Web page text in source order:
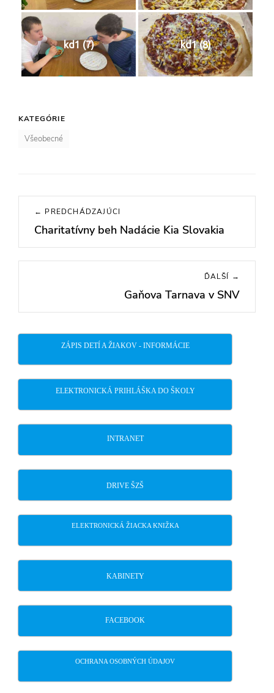
kd1 (7) kd1 (8)
KATEGÓRIE
Všeobecné
Navigácia
článku
← PREDCHÁDZAJÚCI
Previous
post:
Charitatívny beh Nadácie Kia Slovakia
ĎALŠÍ →
post:
Gaňova Tarnava v SNV
ZÁPIS DETÍ A ŽIAKOV - INFORMÁCIE
ELEKTRONICKÁ PRIHLÁŠKA DO ŠKOLY
INTRANET
DRIVE ŠZŠ
ELEKTRONICKÁ ŽIACKA KNIŽKA
KABINETY
FACEBOOK
OCHRANA OSOBNÝCH ÚDAJOV